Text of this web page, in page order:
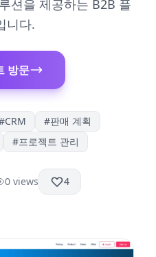
션을 제공하는 B2B 플
니다.
방문
CRM #판매 계획
#프로젝트 관리
0views 4